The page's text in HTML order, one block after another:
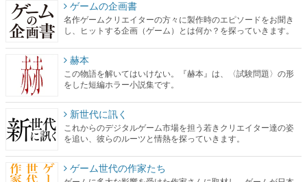
ゲームの企画書
名作ゲームクリエイターの方々に製作時のエピソードをお聞き
し、ヒットする企画（ゲーム）とは何か？を探っていきます。
赫本
この物語を解いてはいけない。『赫本』は、〈試験問題〉の形
をした短編ホラー小説集です。
新世代に訊く
これからのデジタルゲーム市場を担う若きクリエイター達の姿
を追い、彼らのルーツと情熱を探っていきます。
ゲーム世代の作家たち